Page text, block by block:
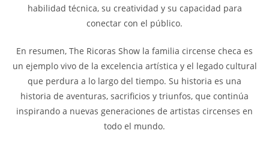
habilidad técnica, su creatividad y su capacidad para
conectar con el público.
En resumen, The Ricoras Show la familia circense checa es
un ejemplo vivo de la excelencia artística y el legado cultural
que perdura a lo largo del tiempo. Su historia es una
historia de aventuras, sacrificios y triunfos, que continúa
inspirando a nuevas generaciones de artistas circenses en
todo el mundo.